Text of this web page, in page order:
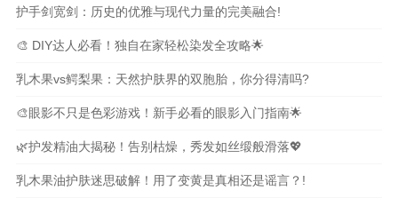
护手剑宽剑：历史的优雅与现代力量的完美融合!
🎨 DIY达人必看！独自在家轻松染发全攻略🌟
乳木果vs鳄梨果：天然护肤界的双胞胎，你分得清吗?
🎨眼影不只是色彩游戏！新手必看的眼影入门指南🌟
🌿护发精油大揭秘！告别枯燥，秀发如丝缎般滑落💖
乳木果油护肤迷思破解！用了变黄是真相还是谣言？!